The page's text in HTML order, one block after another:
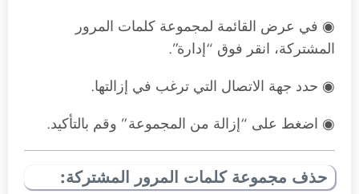
◉ في عرض القائمة لمجموعة كلمات المرور
المشتركة، انقر فوق “إدارة”.
◉ حدد جهة الاتصال التي ترغب في إزالتها.
◉ اضغط على “إزالة من المجموعة” وقم بالتأكيد.
حذف مجموعة كلمات المرور المشتركة: